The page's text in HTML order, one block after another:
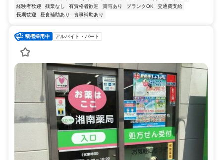
経験者歓迎
残業なし 有資格者歓迎 賞与あり ブランクOK
交通費支給
長期歓迎
昼食補助あり 食事補助あり
アルバイト・パート